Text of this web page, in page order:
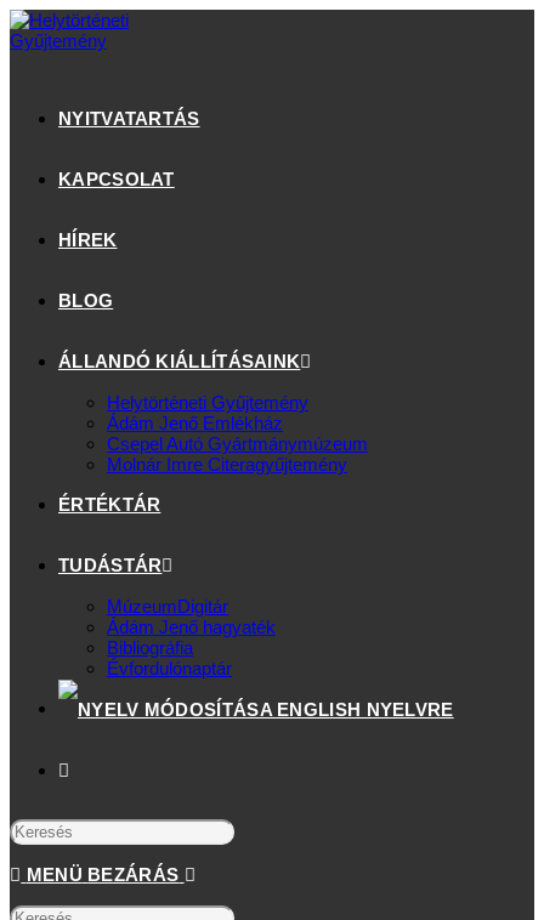
NYITVATARTÁS
KAPCSOLAT
HÍREK
BLOG
ÁLLANDÓ KIÁLLÍTÁSAINK
Helytörténeti Gyűjtemény
Ádám Jenő Emlékház
Csepel Autó Gyártmánymúzeum
Molnár Imre Citeragyűjtemény
ÉRTÉKTÁR
TUDÁSTÁR
MúzeumDigitár
Ádám Jenő hagyaték
Bibliográfia
Évfordulónaptár
MENÜ BEZÁRÁS